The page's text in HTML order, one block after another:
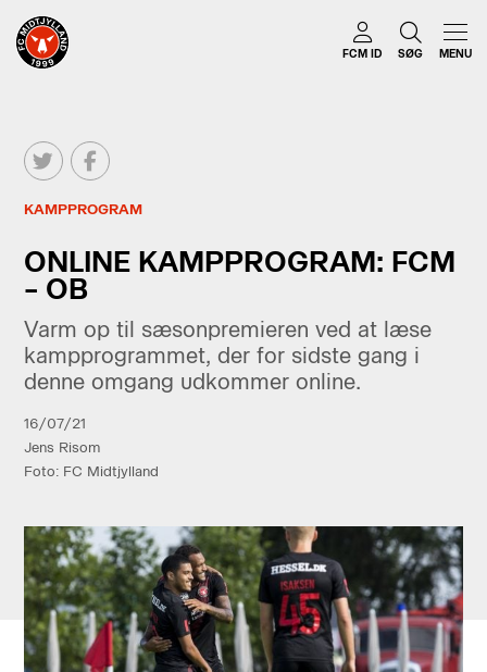
FCM ID SØG MENU
KAMPPROGRAM
ONLINE KAMPPROGRAM: FCM
– OB
Varm op til sæsonpremieren ved at læse
kampprogrammet, der for sidste gang i
denne omgang udkommer online.
16/07/21
Jens Risom
Foto: FC Midtjylland